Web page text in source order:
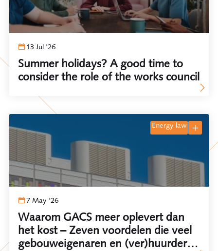
Tom Ensink
Willem Leppink
Zoë Poortvliet
13 Jul '26
Summer holidays? A good time to
consider the role of the works council
7 May '26
Waarom GACS meer oplevert dan
het kost – Zeven voordelen die veel
gebouweigenaren en (ver)huurders
energy law